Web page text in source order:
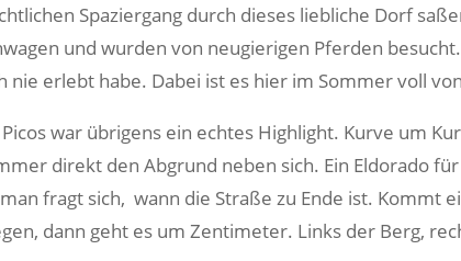
Spaziergang durch dieses liebliche Dorf
und wurden von neugierigen Pferden
nie erlebt habe. Dabei ist es hier im Sommer voll
war übrigens ein echtes Highlight. Kurve um
direkt den Abgrund neben sich. Ein Eldorado
fragt sich, wann die Straße zu Ende ist. Kommt
dann geht es um Zentimeter. Links der Berg,